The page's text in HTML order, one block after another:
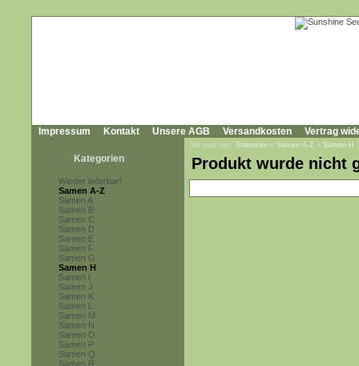
Impressum Kontakt Unsere AGB Versandkosten Vertrag
Kategorien
Wieder lieferbar!
Samen A-Z
Samen A
Samen B
Samen C
Samen D
Samen E
Samen F
Samen G
Samen H
Samen I
Samen J
Samen K
Samen L
Samen M
Samen N
Samen O
Samen P
Samen Q
Samen R
Sie sind hier: Startseite » Samen A-Z » Samen H
Produkt wurde nicht